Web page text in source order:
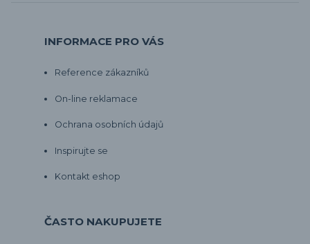
INFORMACE PRO VÁS
Reference zákazníků
On-line reklamace
Ochrana osobních údajů
Inspirujte se
Kontakt eshop
ČASTO NAKUPUJETE